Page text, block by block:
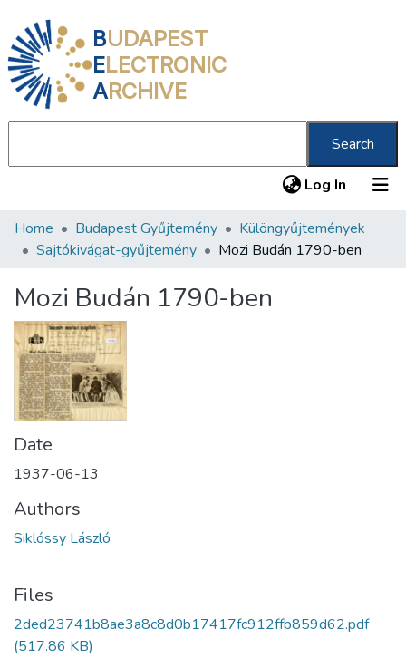
BUDAPEST
ELECTRONIC
ARCHIVE
Search
Log In (current)
Communities & Collections
Statistics
About us
Home Budapest Gyűjtemény
Különgyűjtemények
Sajtókivágat-gyűjtemény
Mozi Budán 1790-ben
Mozi Budán 1790-ben
Date
1937-06-13
Authors
Siklóssy László
Files
2ded23741b8ae3a8c8d0b17417fc912ffb859d62.pdf
(517.86 KB)